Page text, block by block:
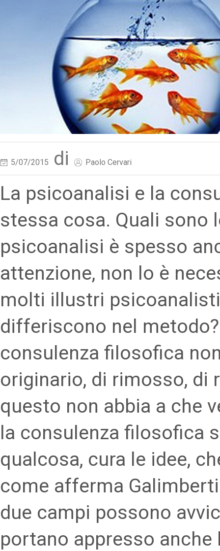
5/07/2015 di Paolo Cervari
La psicoanalisi e la
stessa cosa. Quali sono
psicoanalisi è spesso
attenzione, non lo è
molti illustri
differiscono nel
consulenza filosofica
originario, di rimosso, di
questo non abbia a che
la consulenza filosofica
qualcosa, cura le idee,
come afferma
due campi possono
portano appresso